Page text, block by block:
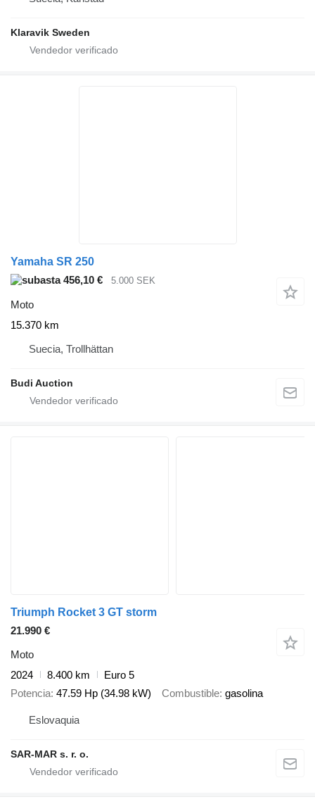
Klaravik Sweden
Yamaha SR 250
456,10 €
5.000 SEK
Moto
15.370 km
Suecia, Trollhättan
Budi Auction
Triumph Rocket 3 GT storm
21.990 €
Moto
2024
8.400 km
Euro 5
Potencia 47.59 Hp (34.98 kW) Combustible gasolina
Eslovaquia
SAR-MAR s. r. o.